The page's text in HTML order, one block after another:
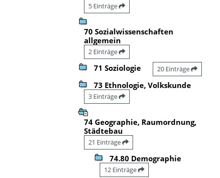
5 Einträge
70 Sozialwissenschaften
allgemein
2 Einträge
71 Soziologie 20 Einträge
73 Ethnologie, Volkskunde
3 Einträge
74 Geographie, Raumordnung,
Städtebau
21 Einträge
74.80 Demographie
12 Einträge